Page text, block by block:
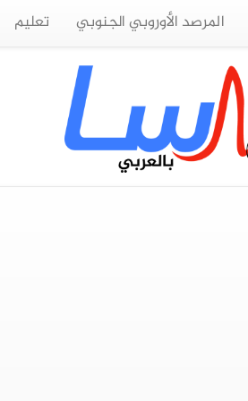
المرصد الأوروبي الجنوبي تعليم